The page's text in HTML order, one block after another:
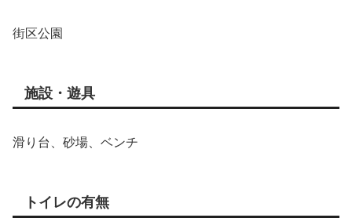
街区公園
施設・遊具
滑り台、砂場、ベンチ
トイレの有無